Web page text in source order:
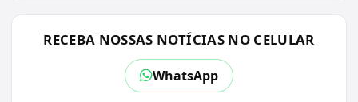
RECEBA NOSSAS NOTÍCIAS NO CELULAR
WhatsApp